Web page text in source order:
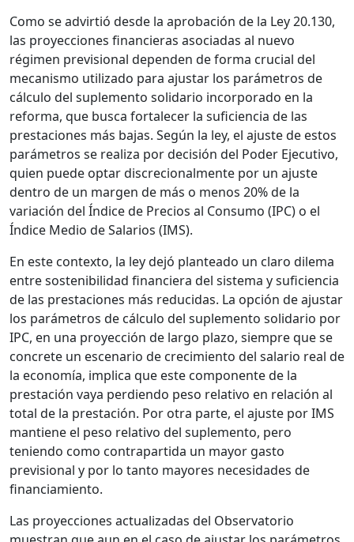
Como se advirtió desde la aprobación de la Ley 20.130,
las proyecciones financieras asociadas al nuevo
régimen previsional dependen de forma crucial del
mecanismo utilizado para ajustar los parámetros de
cálculo del suplemento solidario incorporado en la
reforma, que busca fortalecer la suficiencia de las
prestaciones más bajas. Según la ley, el ajuste de estos
parámetros se realiza por decisión del Poder Ejecutivo,
quien puede optar discrecionalmente por un ajuste
dentro de un margen de más o menos 20% de la
variación del Índice de Precios al Consumo (IPC) o el
Índice Medio de Salarios (IMS).
En este contexto, la ley dejó planteado un claro dilema
entre sostenibilidad financiera del sistema y suficiencia
de las prestaciones más reducidas. La opción de ajustar
los parámetros de cálculo del suplemento solidario por
IPC, en una proyección de largo plazo, siempre que se
concrete un escenario de crecimiento del salario real de
la economía, implica que este componente de la
prestación vaya perdiendo peso relativo en relación al
total de la prestación. Por otra parte, el ajuste por IMS
mantiene el peso relativo del suplemento, pero
teniendo como contrapartida un mayor gasto
previsional y por lo tanto mayores necesidades de
financiamiento.
Las proyecciones actualizadas del Observatorio